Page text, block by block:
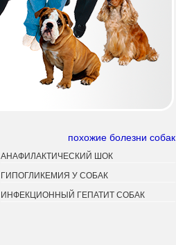
похожие болезни собак
АНАФИЛАКТИЧЕСКИЙ ШОК
ГИПОГЛИКЕМИЯ У СОБАК
ИНФЕКЦИОННЫЙ ГЕПАТИТ СОБАК